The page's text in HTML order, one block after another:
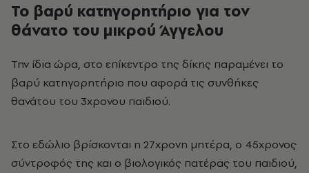
Το βαρύ κατηγορητήριο για τον
θάνατο του μικρού Άγγελου
Την ίδια ώρα, στο επίκεντρο της δίκης παραμένει το
βαρύ κατηγορητήριο που αφορά τις συνθήκες
θανάτου του 3χρονου παιδιού.
Στο εδώλιο βρίσκονται η 27χρονη μητέρα, ο 45χρονος
σύντροφός της και ο βιολογικός πατέρας του παιδιού,